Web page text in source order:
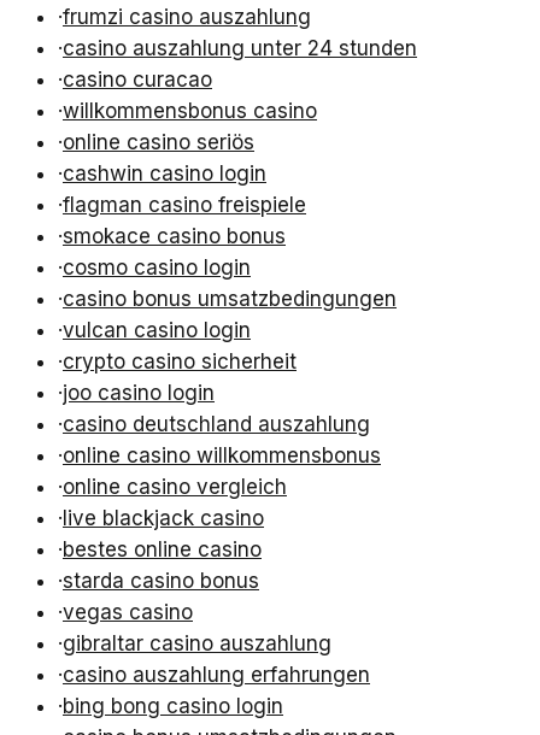
·frumzi casino auszahlung
·casino auszahlung unter 24 stunden
·casino curacao
·willkommensbonus casino
·online casino seriös
·cashwin casino login
·flagman casino freispiele
·smokace casino bonus
·cosmo casino login
·casino bonus umsatzbedingungen
·vulcan casino login
·crypto casino sicherheit
·joo casino login
·casino deutschland auszahlung
·online casino willkommensbonus
·online casino vergleich
· live blackjack casino
·bestes online casino
·starda casino bonus
·vegas casino
·gibraltar casino auszahlung
·casino auszahlung erfahrungen
·bing bong casino login